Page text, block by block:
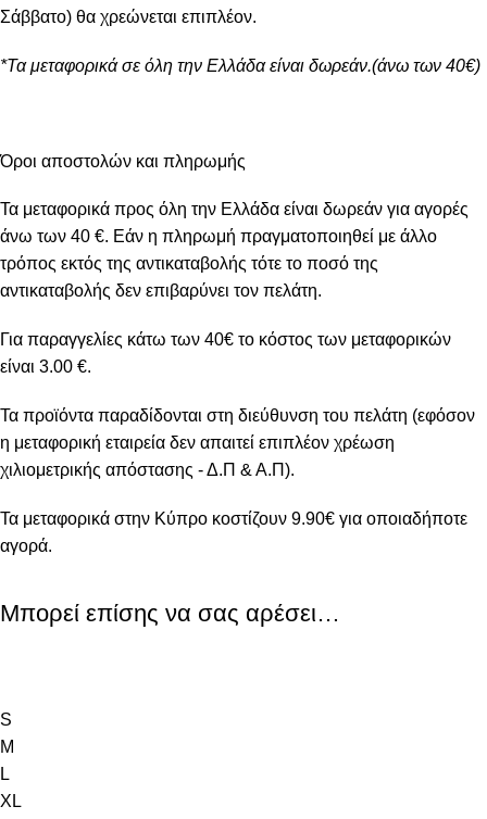
Σάββατο) θα χρεώνεται επιπλέον.
*Τα μεταφορικά σε όλη την Ελλάδα είναι δωρεάν.(άνω των 40€)
Όροι αποστολών και πληρωμής
Τα μεταφορικά προς όλη την Ελλάδα είναι δωρεάν για αγορές
άνω των 40 €. Εάν η πληρωμή πραγματοποιηθεί με άλλο
τρόπος εκτός της αντικαταβολής τότε το ποσό της
αντικαταβολής δεν επιβαρύνει τον πελάτη.
Για παραγγελίες κάτω των 40€ το κόστος των μεταφορικών
είναι 3.00 €.
Τα προϊόντα παραδίδονται στη διεύθυνση του πελάτη (εφόσον
η μεταφορική εταιρεία δεν απαιτεί επιπλέον χρέωση
χιλιομετρικής απόστασης - Δ.Π & Α.Π).
Τα μεταφορικά στην Κύπρο κοστίζουν 9.90€ για οποιαδήποτε
αγορά.
Μπορεί επίσης να σας αρέσει…
S
M
L
XL